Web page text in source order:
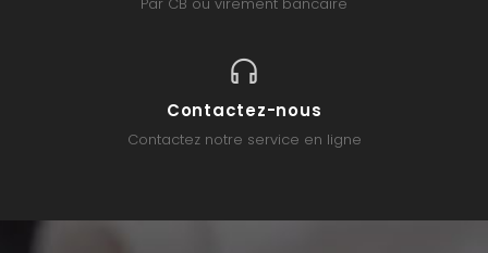
Contactez-nous
Contactez notre service en ligne